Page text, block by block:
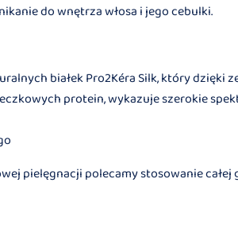
do wnętrza włosa i jego cebulki.
białek Pro2Kéra Silk, który dzięki
protein, wykazuje szerokie
pielęgnacji polecamy stosowanie